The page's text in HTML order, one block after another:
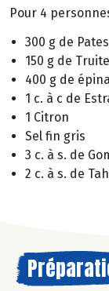
Pour 4
300 g de Pates
150 g de
400 g de
1 c. à c de
1 Citron
Sel fin gris
3 c. à s. de
2 c. à s. de